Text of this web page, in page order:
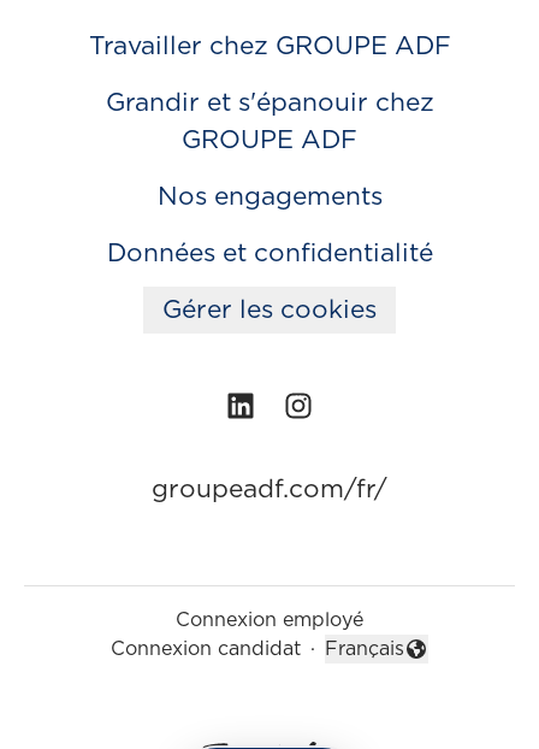
Travailler chez GROUPE ADF
Grandir et s'épanouir chez
GROUPE ADF
Nos engagements
Données et confidentialité
Gérer les cookies
groupeadf.com/fr/
Connexion employé
Connexion candidat ·
Changer la langue
Français